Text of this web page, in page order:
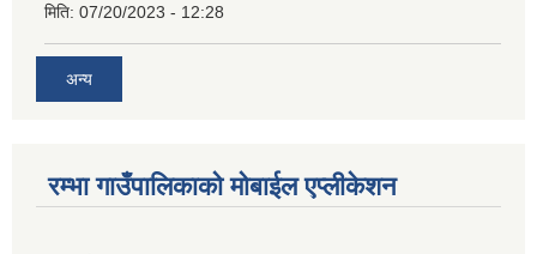
मिति: 07/20/2023 - 12:28
अन्य
रम्भा गाउँपालिकाको मोबाईल एप्लीकेशन